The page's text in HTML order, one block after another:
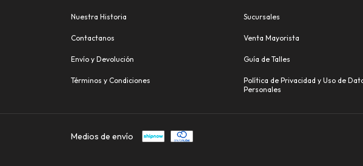
Nuestra Historia
Contactanos
Envío y Devolución
Términos y Condiciones
Sucursales
Venta Mayorista
Guía de Talles
Política de Privacidad y Uso de
Personales
Medios de envío